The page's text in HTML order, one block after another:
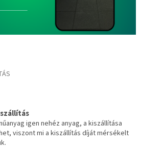
igen nehéz anyag, a kiszállítása
viszont mi a kiszállítás díját mérsékelt